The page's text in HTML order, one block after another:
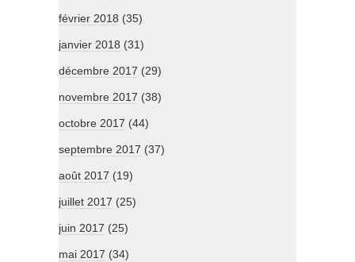
février 2018 (35)
janvier 2018 (31)
décembre 2017 (29)
novembre 2017 (38)
octobre 2017 (44)
septembre 2017 (37)
août 2017 (19)
juillet 2017 (25)
juin 2017 (25)
mai 2017 (34)